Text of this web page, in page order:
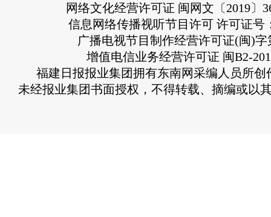
网络文化经营许可证 闽网文〔2019〕
信息网络传播视听节目许可 许可证号
广播电视节目制作经营许可证(闽)字
增值电信业务经营许可证 闽B2-
福建日报报业集团拥有东南网采编人员所创
未经报业集团书面授权，不得转载、摘编或以